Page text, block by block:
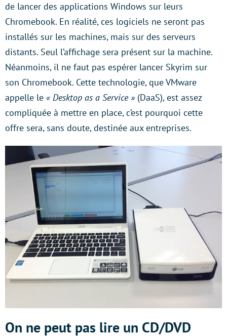
de lancer des applications Windows sur leurs
Chromebook. En réalité, ces logiciels ne seront pas
installés sur les machines, mais sur des serveurs
distants. Seul l’affichage sera présent sur la machine.
Néanmoins, il ne faut pas espérer lancer Skyrim sur
son Chromebook. Cette technologie, que VMware
appelle le « Desktop as a Service » (DaaS), est assez
compliquée à mettre en place, c’est pourquoi cette
offre sera, sans doute, destinée aux entreprises.
On ne peut pas lire un CD/DVD